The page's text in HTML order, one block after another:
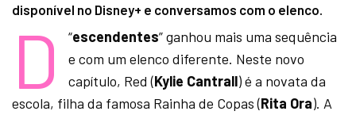
disponível no Disney+ e conversamos com o elenco.
“
D escendentes” ganhou mais uma sequência
e com um elenco diferente. Neste novo
capítulo, Red (Kylie Cantrall) é a novata da
escola, filha da famosa Rainha de Copas (Rita Ora). A